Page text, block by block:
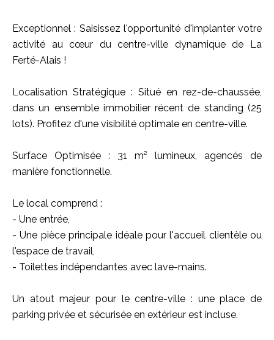
Exceptionnel : Saisissez l'opportunité d'implanter votre
activité au cœur du centre-ville dynamique de La
Ferté-Alais !
Localisation Stratégique : Situé en rez-de-chaussée,
dans un ensemble immobilier récent de standing (25
lots). Profitez d'une visibilité optimale en centre-ville.
Surface Optimisée : 31 m² lumineux, agencés de
manière fonctionnelle.
Le local comprend :
- Une entrée,
- Une pièce principale idéale pour l'accueil clientèle ou
l'espace de travail,
- Toilettes indépendantes avec lave-mains.
Un atout majeur pour le centre-ville : une place de
parking privée et sécurisée en extérieur est incluse.